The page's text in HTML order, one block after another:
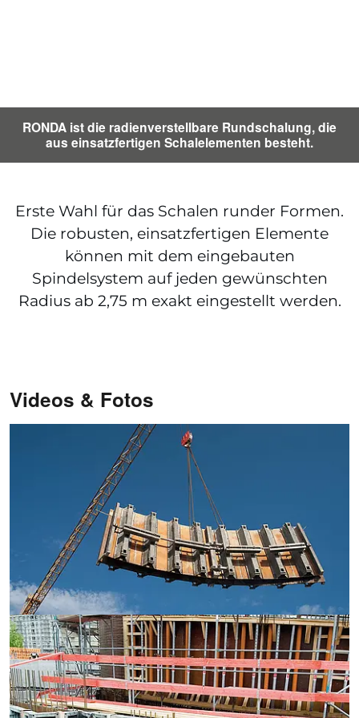
RONDA ist die radienverstellbare Rundschalung, die
aus einsatzfertigen Schalelementen besteht.
Erste Wahl für das Schalen runder Formen.
Die robusten, einsatzfertigen Elemente
können mit dem eingebauten
Spindelsystem auf jeden gewünschten
Radius ab 2,75 m exakt eingestellt werden.
Videos & Fotos